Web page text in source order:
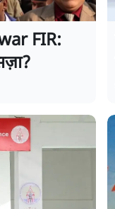
FIR: